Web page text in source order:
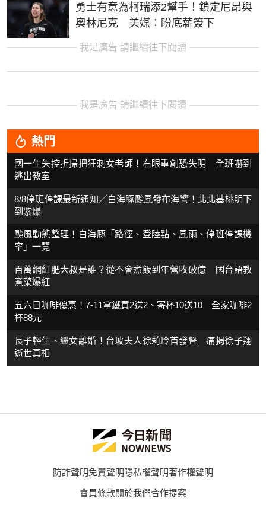
勇士有意為柯瑞添2幫手！鎖定尼昂與
奧林尼克 美媒：盼底薪簽下
我是廣告 請繼續往下閱讀
我是廣告 請繼續往下閱讀
熱門
國一生失控折掃把狂刺女老師！右眼重創恐失明 全班嚇到
逃出教室
8/8停班停課最新通知／白海豚颱風發布海警！北北基桃明下
到紫爆
颱風動態整理！白海豚「路徑、登陸點、風雨、停班停課機
率」一覽
百萬網紅肥大叔是誰？從不會煮飯到年營收破億 國台語教
煮菜爆紅
五六日咖啡優惠！7-11拿鐵買2送2、寄杯10送10 全家咖啡2
杯88元
長子輕生、繼女離婚！台玻夫人徐莉玲首發聲 痛揭徐子翔
逝世真相
防詐聲明免責聲明隱私權聲明著作權聲明
會員條款關於我們合作提案